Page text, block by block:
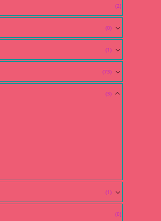
(2)
(0)
(1)
(73)
(3)
(1)
(0)